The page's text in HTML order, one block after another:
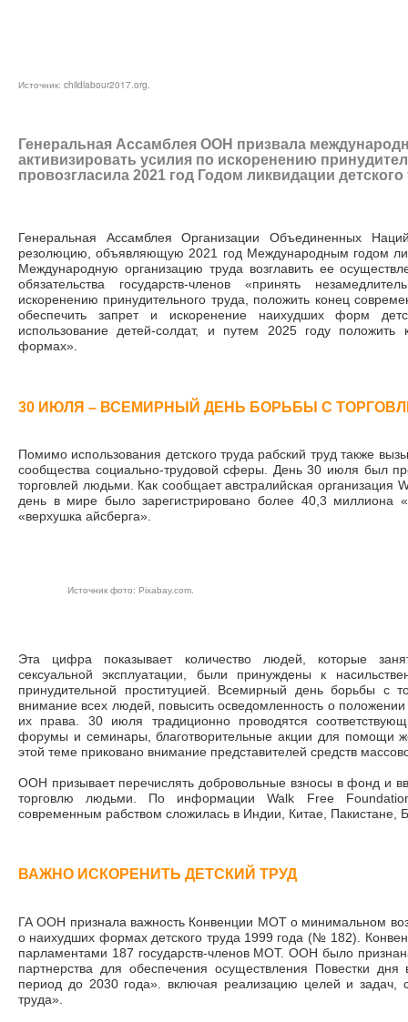
Источник: childlabour2017.org.
Генеральная Ассамблея ООН призвала
активизировать усилия по искоренению
провозгласила 2021 год Годом ликвидации детского
Генеральная Ассамблея Организации Объединенных
резолюцию, объявляющую 2021 год Международным годом
Международную организацию труда возглавить ее
обязательства государств-членов «принять
искоренению принудительного труда, положить конец
обеспечить запрет и искоренение наихудших форм
использование детей-солдат, и путем 2025 году положить
формах».
30 ИЮЛЯ – ВСЕМИРНЫЙ ДЕНЬ БОРЬБЫ С
Помимо использования детского труда рабский труд также
сообщества социально-трудовой сферы. День 30 июля был
торговлей людьми. Как сообщает австралийская организация
день в мире было зарегистрировано более 40,3 миллиона
«верхушка айсберга».
Источник фото: Рixabay.com.
Эта цифра показывает количество людей, которые
сексуальной эксплуатации, были принуждены к
принудительной проституцией. Всемирный день борьбы с
внимание всех людей, повысить осведомленность о
их права. 30 июля традиционно проводятся
форумы и семинары, благотворительные акции для помощи
этой теме приковано внимание представителей средств
ООН призывает перечислять добровольные взносы в фонд и
торговлю людьми. По информации Walk Free
современным рабством сложилась в Индии, Китае, Пакистане,
ВАЖНО ИСКОРЕНИТЬ ДЕТСКИЙ ТРУД
ГА ООН признала важность Конвенции МОТ о минимальном
о наихудших формах детского труда 1999 года (№ 182).
парламентами 187 государств-членов МОТ. ООН было
партнерства для обеспечения осуществления Повестки дня
период до 2030 года». включая реализацию целей и задач,
труда».